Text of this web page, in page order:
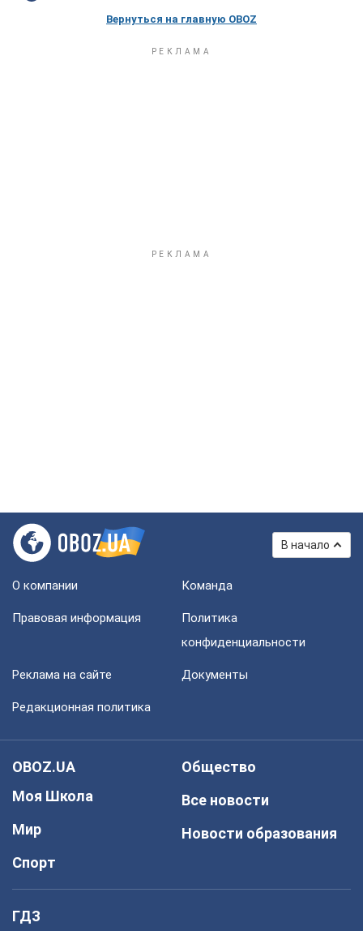
Вернуться на главную OBOZ
В начало
О компании Команда
Правовая информация
Политика
конфиденциальности
Реклама на сайте Документы
Редакционная политика
OBOZ.UA
Моя Школа
Мир
Спорт
Общество
Все новости
Новости образования
ГДЗ